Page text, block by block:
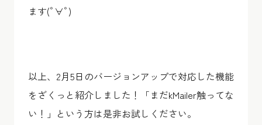
ます(ﾟ∀ﾟ)
以上、2月5日のバージョンアップで対応した機能
をざくっと紹介しました！「まだkMailer触ってな
い！」という方は是非お試しください。